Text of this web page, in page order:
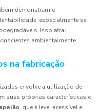
demonstram o
especialmente se
Isso atrai
ambientalmente.
na fabricação
envolve a utilização de
suas próprias características e
, que é leve, acessível e